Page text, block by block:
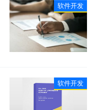
软件开发
软件开发